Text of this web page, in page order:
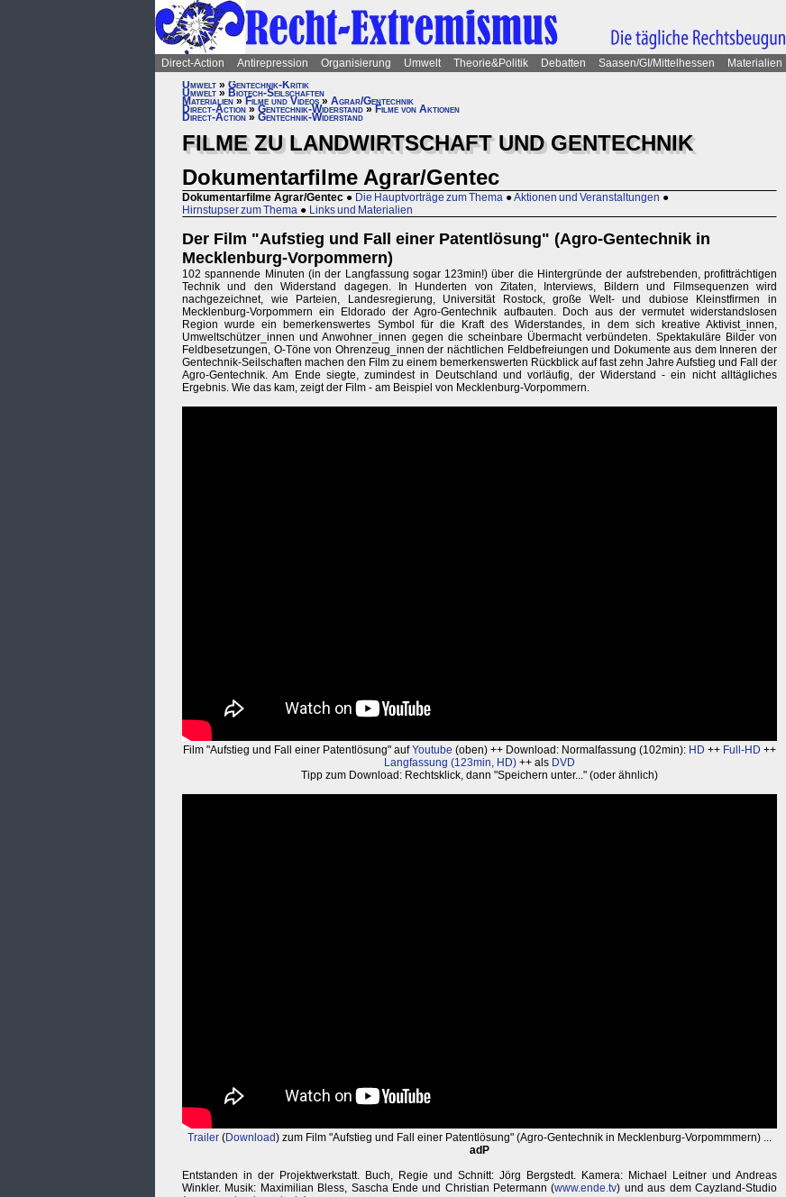
Direct-Action Antirepression Organisierung Umwelt Theorie&Politik Debatten Saasen/GI/Mittelhessen Materialien
Umwelt » Gentechnik-Kritik
Umwelt » Biotech-Seilschaften
Materialien » Filme und Videos » Agrar/Gentechnik
Direct-Action » Gentechnik-Widerstand » Filme von Aktionen
Direct-Action » Gentechnik-Widerstand
FILME ZU LANDWIRTSCHAFT UND GENTECHNIK
Dokumentarfilme Agrar/Gentec
Dokumentarfilme Agrar/Gentec ● Die Hauptvorträge zum Thema ●Aktionen und Veranstaltungen ●
Hirnstupser zum Thema ● Links und Materialien
Der Film "Aufstieg und Fall einer Patentlösung" (Agro-Gentechnik in
Mecklenburg-Vorpommern)
102 spannende Minuten (in der Langfassung sogar 123min!) über die Hintergründe der aufstrebenden, profitträchtigen
Technik und den Widerstand dagegen. In Hunderten von Zitaten, Interviews, Bildern und Filmsequenzen wird
nachgezeichnet, wie Parteien, Landesregierung, Universität Rostock, große Welt- und dubiose Kleinstfirmen in
Mecklenburg-Vorpommern ein Eldorado der Agro-Gentechnik aufbauten. Doch aus der vermutet widerstandslosen
Region wurde ein bemerkenswertes Symbol für die Kraft des Widerstandes, in dem sich kreative Aktivist_innen,
Umweltschützer_innen und Anwohner_innen gegen die scheinbare Übermacht verbündeten. Spektakuläre Bilder von
Feldbesetzungen, O-Töne von Ohrenzeug_innen der nächtlichen Feldbefreiungen und Dokumente aus dem Inneren der
Gentechnik-Seilschaften machen den Film zu einem bemerkenswerten Rückblick auf fast zehn Jahre Aufstieg und Fall der
Agro-Gentechnik. Am Ende siegte, zumindest in Deutschland und vorläufig, der Widerstand - ein nicht alltägliches
Ergebnis. Wie das kam, zeigt der Film - am Beispiel von Mecklenburg-Vorpommern.
Film "Aufstieg und Fall einer Patentlösung" aufYoutube (oben) ++ Download: Normalfassung (102min): HD ++ Full-HD ++
Langfassung (123min, HD) ++ als DVD
Tipp zum Download: Rechtsklick, dann "Speichern unter..." (oder ähnlich)
Trailer (Download) zum Film "Aufstieg und Fall einer Patentlösung" (Agro-Gentechnik in Mecklenburg-Vorpommmern) ...
adP
Entstanden in der Projektwerkstatt. Buch, Regie und Schnitt: Jörg Bergstedt. Kamera: Michael Leitner und Andreas
Winkler. Musik: Maximilian Bless, Sascha Ende und Christian Petermann (www.ende.tv) und aus dem Cayzland-Studio